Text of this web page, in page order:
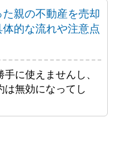
親の不動産を売却
的な流れや注意点
に使えませんし、
無効になってし